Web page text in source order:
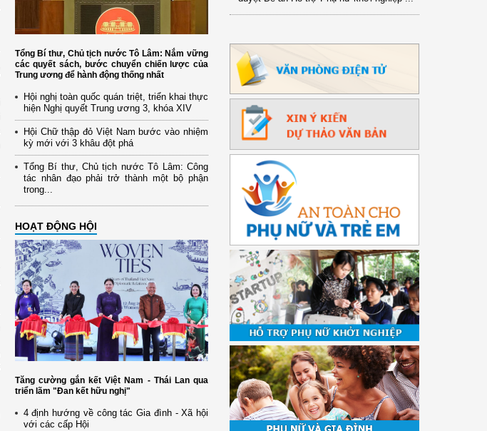
Tổng Bí thư, Chủ tịch nước Tô Lâm: Nắm vững
các quyết sách, bước chuyển chiến lược của
Trung ương để hành động thống nhất
Hội nghị toàn quốc quán triệt, triển khai thực
hiện Nghị quyết Trung ương 3, khóa XIV
Hội Chữ thập đỏ Việt Nam bước vào nhiệm
kỳ mới với 3 khâu đột phá
Tổng Bí thư, Chủ tịch nước Tô Lâm: Công
tác nhân đạo phải trở thành một bộ phận
trong...
HOẠT ĐỘNG HỘI
Tăng cường gắn kết Việt Nam - Thái Lan qua
triển lãm "Đan kết hữu nghị"
4 định hướng về công tác Gia đình - Xã hội
với các cấp Hội